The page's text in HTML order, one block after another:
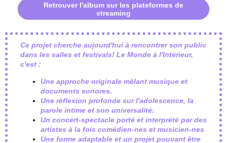
Retrouver l'album sur les plateformes de
streaming
Ce projet cherche aujourd'hui à rencontrer son public
dans les salles et festivals! Le Monde à l'Intérieur,
c'est :
Une approche originale mêlant musique et
documents sonores.
Une réflexion profonde sur l'adolescence, la
parole intime et son universalité.
Un concert-spectacle porté et interprété par des
artistes à la fois comédien-nes et musicien-nes
Une forme adaptable et un projet pouvant être